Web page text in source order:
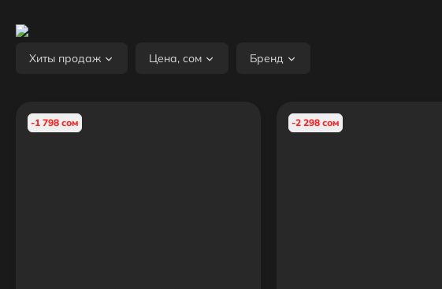
Хиты продаж Цена, сом Бренд
-1 798 сом -2 298 сом